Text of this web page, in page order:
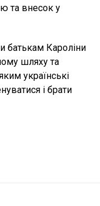
та внесок у
батькам Кароліни
шляху та
українські
і брати